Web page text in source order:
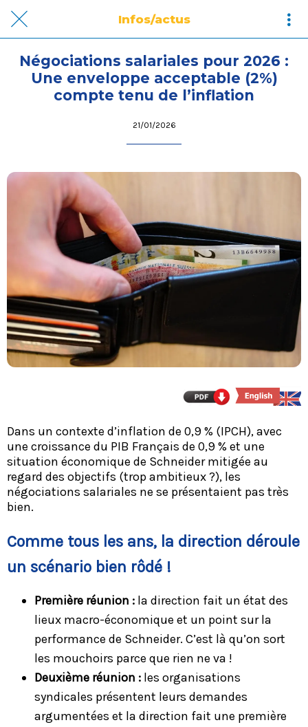
Infos/actus
Négociations salariales pour 2026 :
Une enveloppe acceptable (2%)
compte tenu de l’inflation
21/01/2026
Dans un contexte d’inflation de 0,9 % (IPCH), avec
une croissance du PIB Français de 0,9 % et une
situation économique de Schneider mitigée au
regard des objectifs (trop ambitieux ?), les
négociations salariales ne se présentaient pas très
bien.
Comme tous les ans, la direction déroule
un scénario bien rôdé !
Première réunion : la direction fait un état des
lieux macro-économique et un point sur la
performance de Schneider. C’est là qu’on sort
les mouchoirs parce que rien ne va !
Deuxième réunion : les organisations
syndicales présentent leurs demandes
argumentées et la direction fait une première